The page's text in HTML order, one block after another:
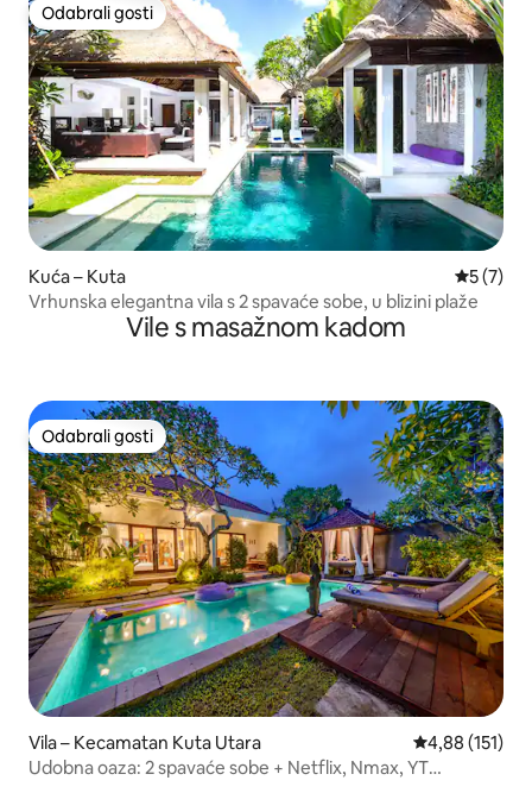
Odabrali gosti
Odabrali gosti
Kuća – Kuta
5 (7)
Vrhunska elegantna vila s 2 spavaće sobe, u blizini plaže
Vile s masažnom kadom
Odabrali gosti
Odabrali gosti
Vila – Kecamatan Kuta Utara Prosječna
4,88 (151)
Udobna oaza: 2 spavaće sobe + Netflix, Nmax, YT